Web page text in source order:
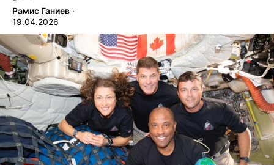
Рамис Ганиев ∙
19.04.2026